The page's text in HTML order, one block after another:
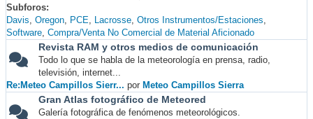
Subforos
Davis Oregon PCE Lacrosse Otros Instrumentos/Estaciones
Software Compra/Venta No Comercial de Material Aficionado
Revista RAM y otros medios de comunicación
Todo lo que se habla de la meteorología en prensa, radio,
televisión, internet...
Re:Meteo Campillos Sierr... por Meteo Campillos Sierra
Gran Atlas fotográfico de Meteored
Galería fotográfica de fenómenos meteorológicos.